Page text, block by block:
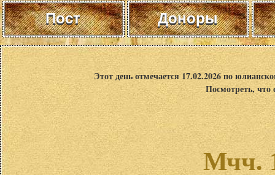
Пост Доноры
Этот день отмечается 17.02.2026 по
Посмотреть,
Мчч.